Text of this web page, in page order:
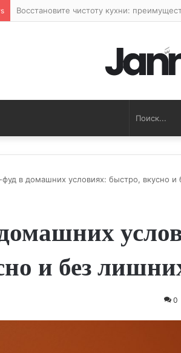
Восстановите чистоту кухни:
в домашних условиях: быстро, вкусно и
и без
0